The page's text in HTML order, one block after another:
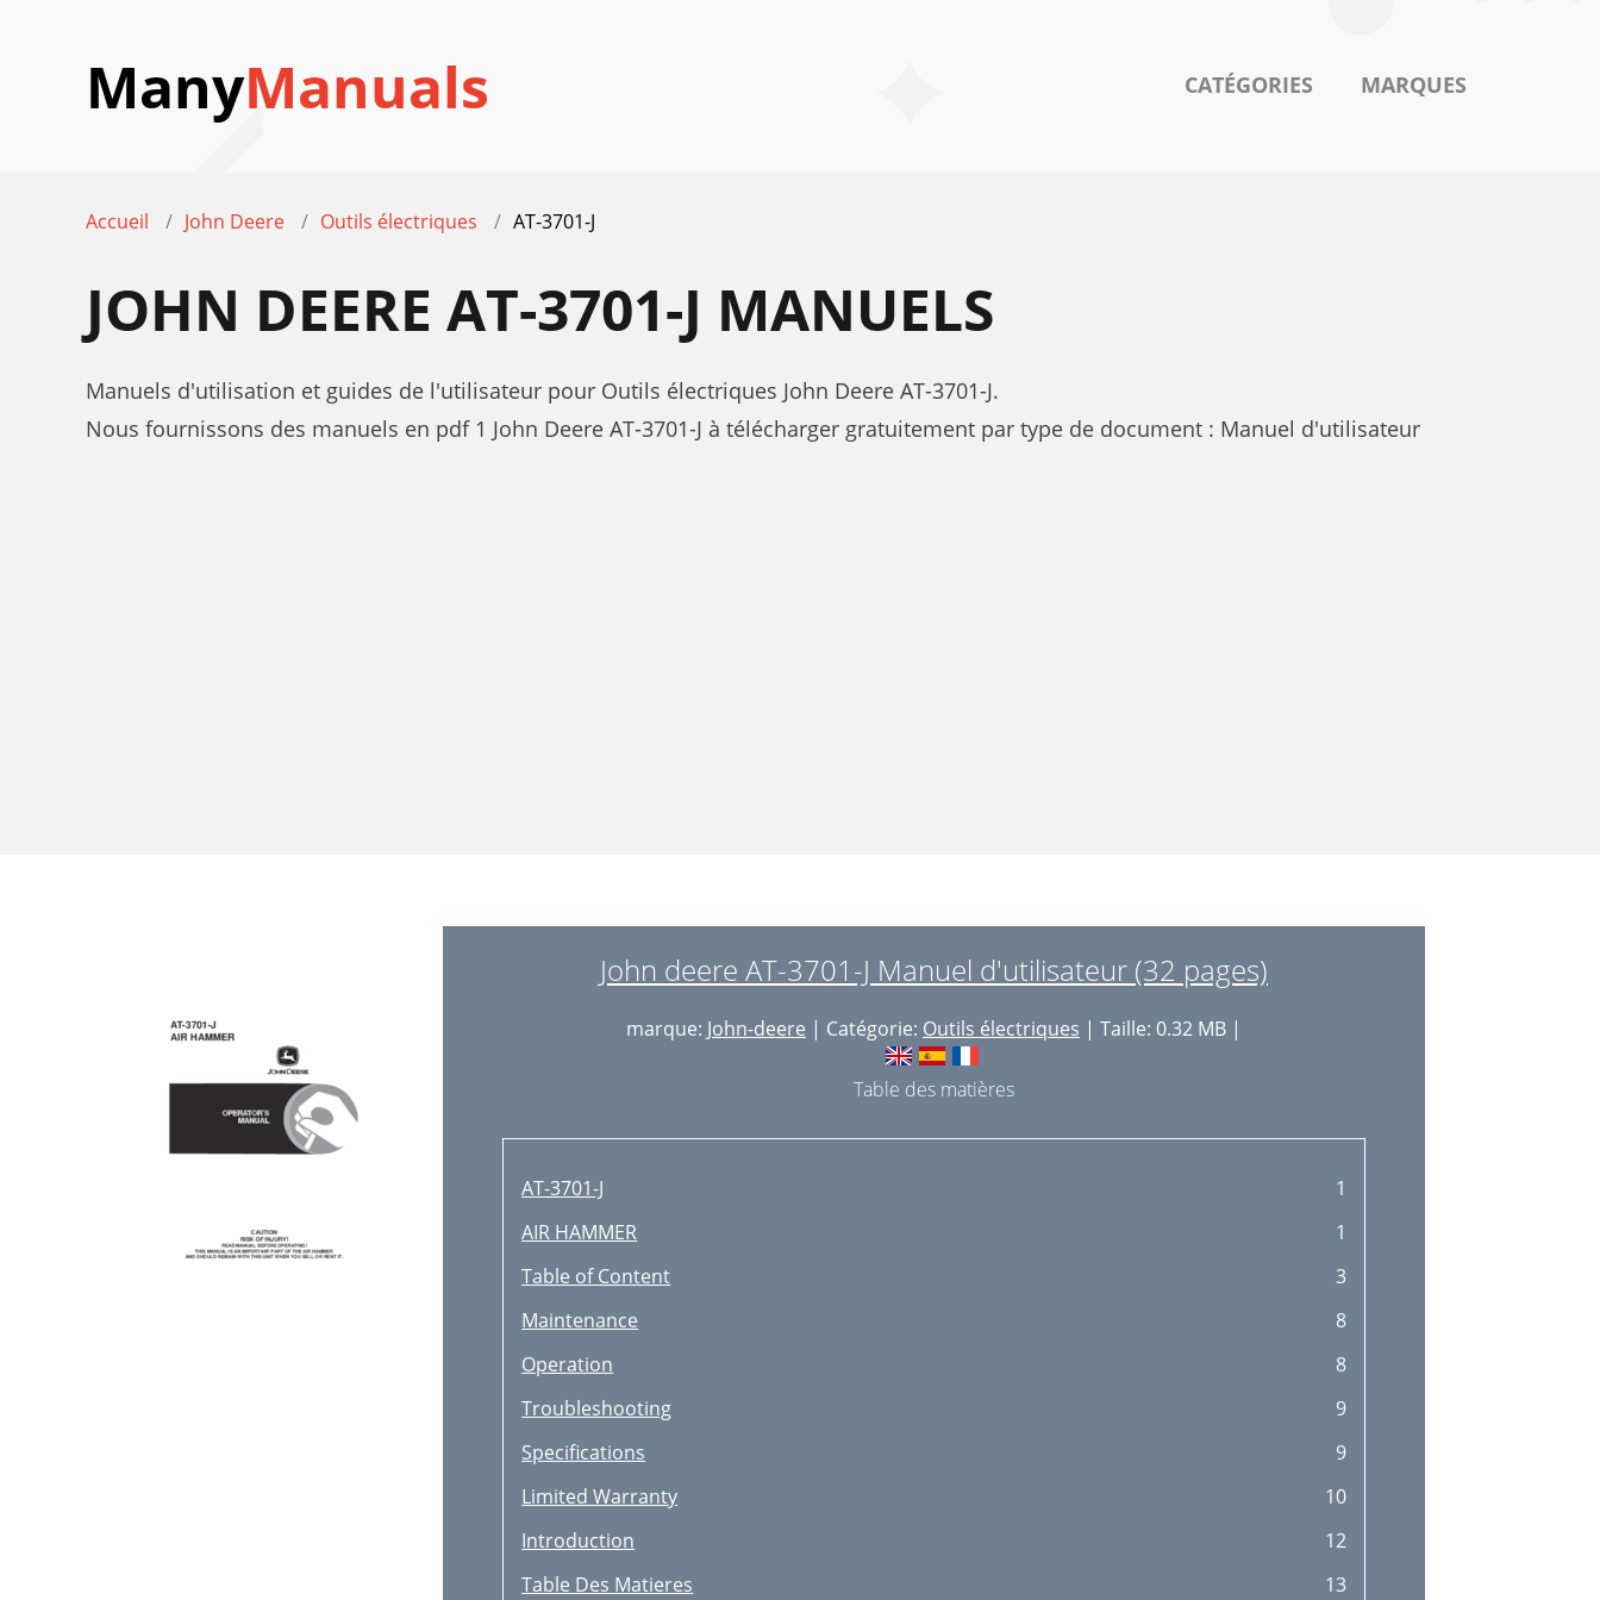
ManyManuals CATÉGORIES MARQUES
Accueil John Deere Outils électriques AT-3701-J
JOHN DEERE AT-3701-J MANUELS
Manuels d'utilisation et guides de l'utilisateur pour Outils électriques John Deere AT-3701-J.
Nous fournissons des manuels en pdf 1 John Deere AT-3701-J à télécharger gratuitement par type de document : Manuel d'utilisateur
John deere AT-3701-J Manuel d'utilisateur (32 pages)
marque: John-deere | Catégorie: Outils électriques | Taille: 0.32 MB |
Table des matières
AT-3701-J
1
AIR HAMMER
1
Table of Content
3
Maintenance
8
Operation
8
Troubleshooting
9
Specifications
9
Limited Warranty
10
Introduction
12
Table Des Matieres
13